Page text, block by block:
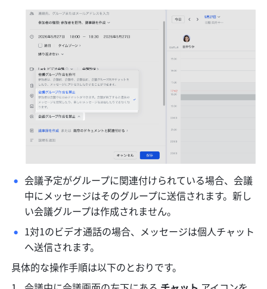
会議予定がグループに関連付けられている場合、会議
中にメッセージはそのグループに送信されます。新し
い会議グループは作成されません。
1対1のビデオ通話の場合、メッセージは個人チャット
へ送信されます。
具体的な操作手順は以下のとおりです。